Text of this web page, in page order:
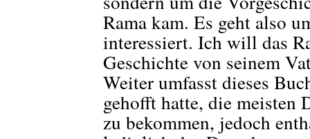
Rama kam. Es geht also
interessiert. Ich will das
Geschichte von seinem
Weiter umfasst dieses
gehofft hatte, die meisten
zu bekommen, jedoch